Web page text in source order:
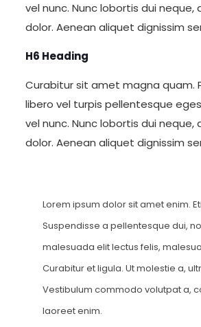
vel nunc. Nunc lobortis dui neque,
dolor. Aenean aliquet dignissim
H6 Heading
Curabitur sit amet magna quam.
libero vel turpis pellentesque
vel nunc. Nunc lobortis dui neque,
dolor. Aenean aliquet dignissim
Lorem ipsum dolor sit amet enim.
Suspendisse a pellentesque dui,
malesuada elit lectus felis,
Curabitur et ligula. Ut molestie a,
Vestibulum commodo volutpat a,
laoreet enim.